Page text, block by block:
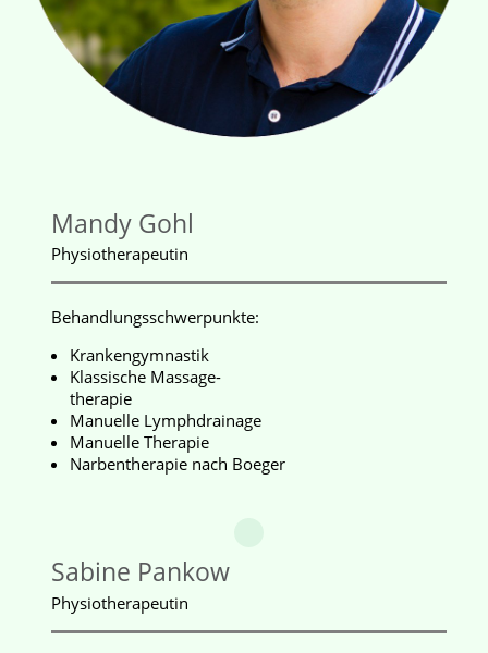
Mandy Gohl
Physiotherapeutin
Behandlungsschwerpunkte:
Krankengymnastik
Klassische Massage-
therapie
Manuelle Lymphdrainage
Manuelle Therapie
Narbentherapie nach Boeger
Sabine Pankow
Physiotherapeutin